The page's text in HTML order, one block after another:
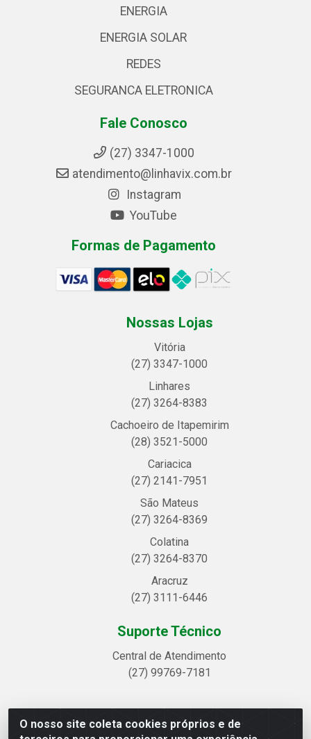
O nosso site coleta cookies próprios e de
ENERGIA
ENERGIA SOLAR
REDES
SEGURANCA ELETRONICA
Fale Conosco
(27) 3347-1000
atendimento@linhavix.com.br
Instagram
YouTube
Formas de Pagamento
Nossas Lojas
Vitória
(27) 3347-1000
Linhares
(27) 3264-8383
Cachoeiro de Itapemirim
(28) 3521-5000
Cariacica
(27) 2141-7951
São Mateus
(27) 3264-8369
Colatina
(27) 3264-8370
Aracruz
(27) 3111-6446
Suporte Técnico
Central de Atendimento
(27) 99769-7181
Linhavix Distribuidora LTDA - Avenida Alegre, 2521 -